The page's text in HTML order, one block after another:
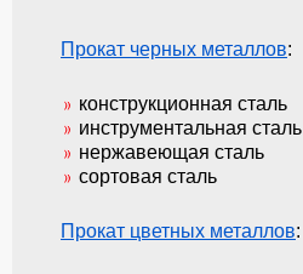
Прокат черных металлов:
конструкционная сталь
инструментальная сталь
нержавеющая сталь
сортовая сталь
Прокат цветных металлов: